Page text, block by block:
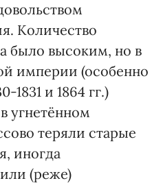
Количество
было высоким, но в
империи (особенно
1831 и 1864 гг.)
угнетённом
теряли старые
иногда
(реже)